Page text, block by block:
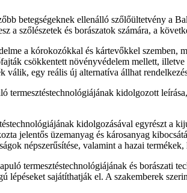
betegségeknek ellenálló szőlőültetvény a
szőlészetek és borászatok számára, a
a kórokozókkal és kártevőkkel szemben,
csökkentett növényvédelem mellett,
egy reális új alternatíva állhat
termesztéstechnológiájának kidolgozott
kidolgozásával egyrészt a
jelentős üzemanyag és károsanyag
népszerűsítése, valamint a hazai
termesztéstechnológiájának és borászati
lépéseket sajátíthatják el. A szakemberek